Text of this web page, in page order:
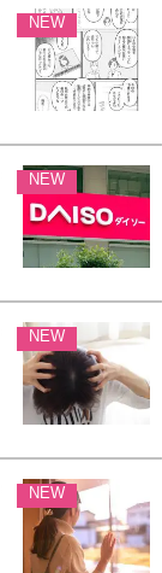
NEW
NEW
NEW
NEW